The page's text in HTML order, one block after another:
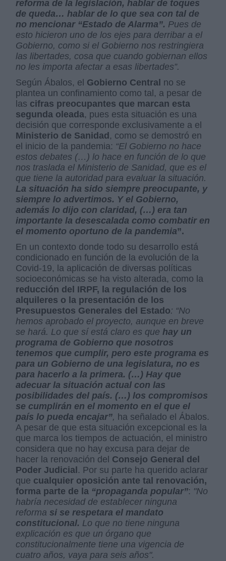
reforma de la legislación, hablar de toques
de queda… hablar de lo que sea con tal de
no mencionar “Estado de Alarma”. Pues de
esto hicieron uno de los ejes para derribar a el
Gobierno, como si el Gobierno nos restringiera
las libertades, cosa que cuando gobiernan ellos
no les importa afectar a esas libertades”.
Según Ábalos, el Gobierno Central no se
plantea un confinamiento como tal, a pesar de
las cifras preocupantes que marcan esta
segunda oleada, pues esta situación es una
decisión que corresponde exclusivamente a el
Ministerio de Sanidad , como se demostró en
el inicio de la pandemia: “El Gobierno no hace
estos debates (…) lo hace en función de lo que
nos traslada el Ministerio de Sanidad, que es el
que tiene la autoridad para evaluar la situación.
La situación ha sido siempre preocupante, y
siempre lo advertimos. Y el Gobierno,
además lo dijo con claridad, (…) era tan
importante la desescalada como combatir en
el momento oportuno de la pandemia”.
En un contexto donde todo su desarrollo está
condicionado en función de la evolución de la
Covid-19, la aplicación de diversas políticas
socioeconómicas se ha visto alterada, como la
reducción del IRPF, la regulación de los
alquileres o la presentación de los
Presupuestos Generales del Estado: “No
hemos aprobado el proyecto, aunque en breve
se hará. Lo que sí está claro es quehay un
programa de Gobierno que nosotros
tenemos que cumplir, pero este programa es
para un Gobierno de una legislatura, no es
para hacerlo a la primera. (…) Hay que
adecuar la situación actual con las
posibilidades del país. (…) los compromisos
se cumplirán en el momento en el que el
país lo pueda encajar”, ha señalado el Ábalos.
A pesar de que esta situación excepcional es la
que marca los tiempos de actuación, el ministro
considera que no hay excusa para dejar de
hacer la renovación del Consejo General del
Poder Judicial . Por su parte ha querido aclarar
que cualquier oposición ante tal renovación,
forma parte de la “propaganda popular”: "No
habría necesidad de establecer ninguna
reforma si se respetara el mandato
constitucional. Lo que no tiene ninguna
explicación es que un órgano que
constitucionalmente tiene una vigencia de
cuatro años, vaya para seis años".